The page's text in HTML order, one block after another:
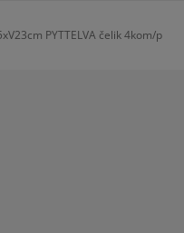
PYTTELVA čelik 4kom/p